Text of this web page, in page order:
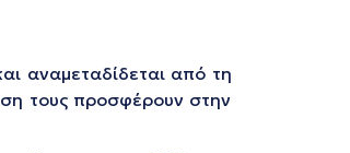
αναμεταδίδεται από τη
τους προσφέρουν στην